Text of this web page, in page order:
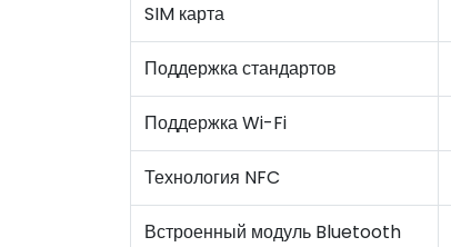
SIM карта
Поддержка стандартов
Поддержка Wi-Fi
Технология NFC
Встроенный модуль Bluetooth